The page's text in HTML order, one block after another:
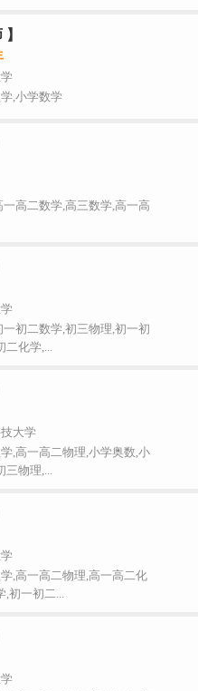
,小学数学
高二数学,高三数学,高一高
初二数学,初三物理,初一初
二化学,...
大学
,高一高二物理,小学奥数,小
三物理,...
,高一高二物理,高一高二化
,初一初二...